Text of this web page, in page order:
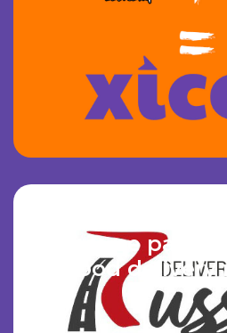
unem-se para
food delivery